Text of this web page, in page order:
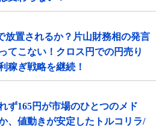
放置されるか？片山財務相の発言
てこない！クロス円での円売り
稼ぎ戦略を継続！
ず165円が市場のひとつのメド
、値動きが安定したトルコリラ/